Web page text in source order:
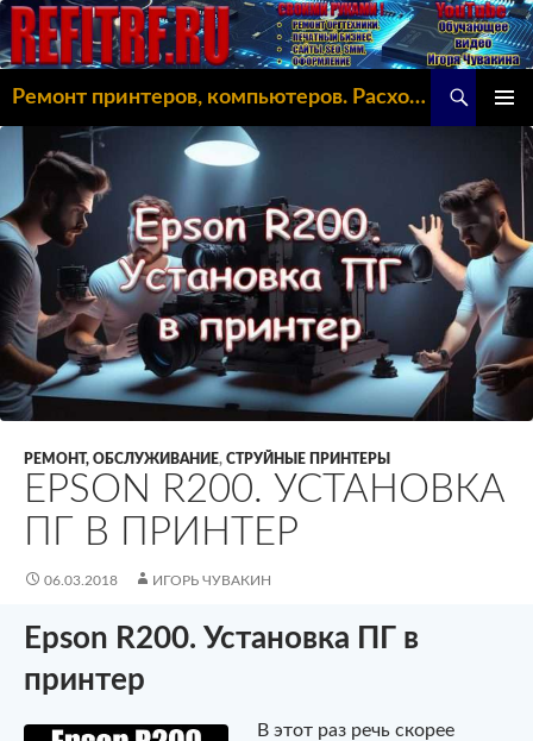
Ремонт принтеров, компьютеров. Расходка, Omoda C5
МЕНЮ
СОДЕРЖИМОМУ
РЕМОНТ, ОБСЛУЖИВАНИЕ, СТРУЙНЫЕ ПРИНТЕРЫ
EPSON R200. УСТАНОВКА
ПГ В ПРИНТЕР
06.03.2018 ИГОРЬ ЧУВАКИН
Epson R200. Установка ПГ в
принтер
В этот раз речь скорее